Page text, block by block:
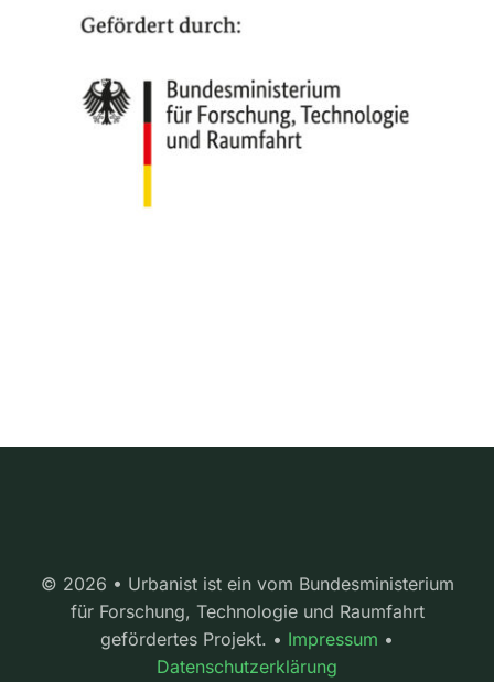
© 2026 • Urbanist ist ein vom Bundesministerium
für Forschung, Technologie und Raumfahrt
gefördertes Projekt. • Impressum •
Datenschutzerklärung